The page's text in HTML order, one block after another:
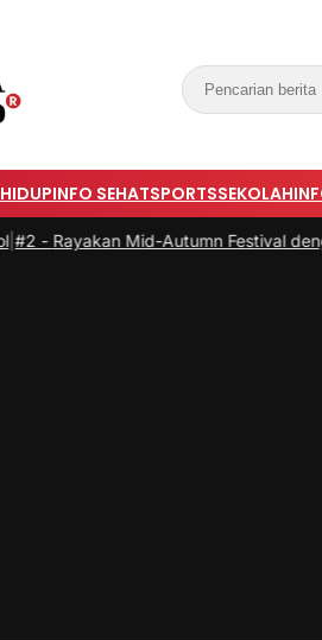
INFO SEHATSPORTSSEKOLAH
Mid-Autumn Festival dengan